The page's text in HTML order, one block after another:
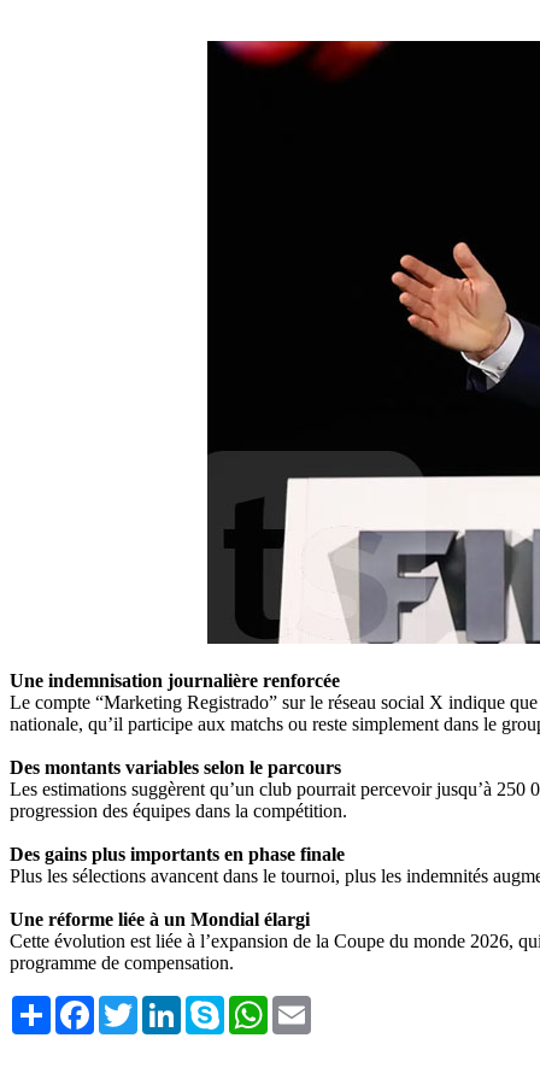
Une indemnisation journalière renforcée
Le compte “Marketing Registrado” sur le réseau social X indique
nationale, qu’il participe aux matchs ou reste simplement dans le
Des montants variables selon le parcours
Les estimations suggèrent qu’un club pourrait percevoir jusqu’à
progression des équipes dans la compétition.
Des gains plus importants en phase finale
Plus les sélections avancent dans le tournoi, plus les indemnités
Une réforme liée à un Mondial élargi
Cette évolution est liée à l’expansion de la Coupe du monde 2026,
programme de compensation.
Share FacebookTwitterLinkedInSkype WhatsApp